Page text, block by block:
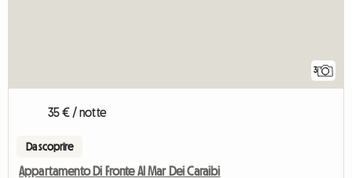
3
35 € / notte
Da scoprire
Appartamento Di Fronte Al Mar Dei Caraibi